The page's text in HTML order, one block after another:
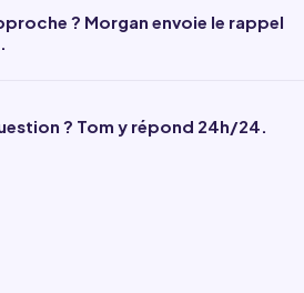
? Morgan envoie le rappel
? Tom y répond 24h/24.